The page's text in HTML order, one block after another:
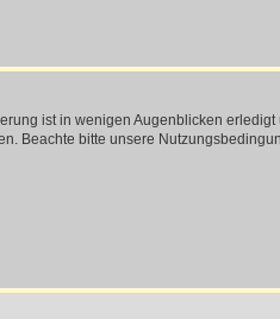
ist in wenigen Augenblicken
Beachte bitte unsere